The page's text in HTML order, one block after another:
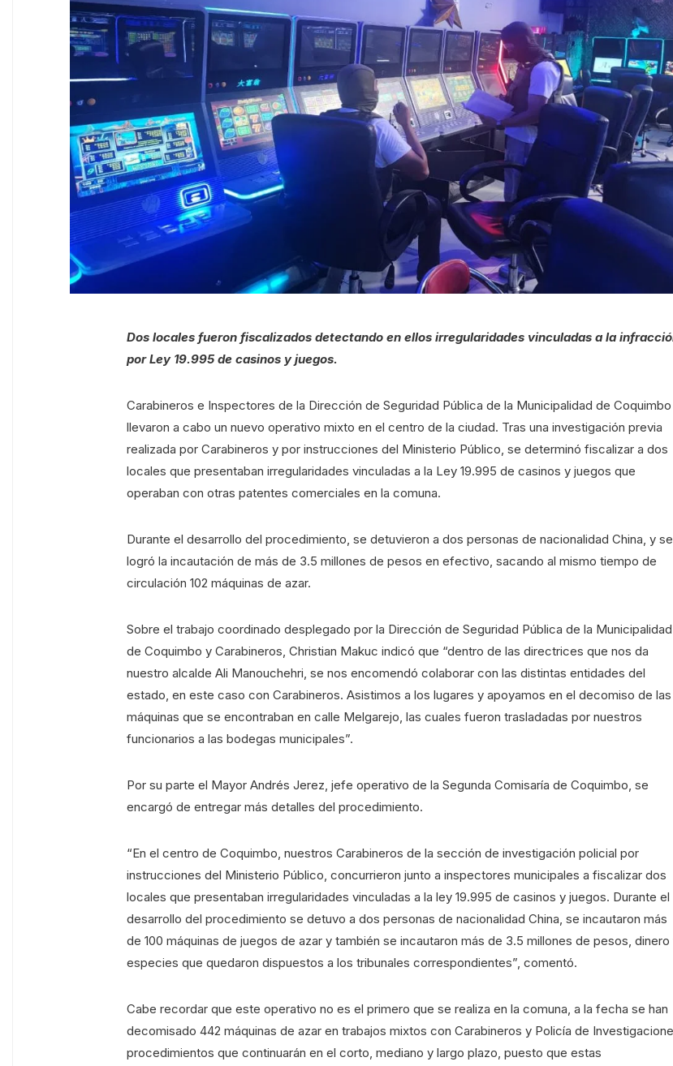
Dos locales fueron fiscalizados detectando en ellos irregularidades vinculadas a la
por Ley 19.995 de casinos y juegos.
Carabineros e Inspectores de la Dirección de Seguridad Pública de la Municipalidad de Coquimbo
llevaron a cabo un nuevo operativo mixto en el centro de la ciudad. Tras una investigación previa
realizada por Carabineros y por instrucciones del Ministerio Público, se determinó fiscalizar a dos
locales que presentaban irregularidades vinculadas a la Ley 19.995 de casinos y juegos que
operaban con otras patentes comerciales en la comuna.
Durante el desarrollo del procedimiento, se detuvieron a dos personas de nacionalidad China, y se
logró la incautación de más de 3.5 millones de pesos en efectivo, sacando al mismo tiempo de
circulación 102 máquinas de azar.
Sobre el trabajo coordinado desplegado por la Dirección de Seguridad Pública de la Municipalidad
de Coquimbo y Carabineros, Christian Makuc indicó que “dentro de las directrices que nos da
nuestro alcalde Ali Manouchehri, se nos encomendó colaborar con las distintas entidades del
estado, en este caso con Carabineros. Asistimos a los lugares y apoyamos en el decomiso de las
máquinas que se encontraban en calle Melgarejo, las cuales fueron trasladadas por nuestros
funcionarios a las bodegas municipales”.
Por su parte el Mayor Andrés Jerez, jefe operativo de la Segunda Comisaría de Coquimbo, se
encargó de entregar más detalles del procedimiento.
“En el centro de Coquimbo, nuestros Carabineros de la sección de investigación policial por
instrucciones del Ministerio Público, concurrieron junto a inspectores municipales a fiscalizar dos
locales que presentaban irregularidades vinculadas a la ley 19.995 de casinos y juegos. Durante el
desarrollo del procedimiento se detuvo a dos personas de nacionalidad China, se incautaron más
de 100 máquinas de juegos de azar y también se incautaron más de 3.5 millones de pesos, dinero
especies que quedaron dispuestos a los tribunales correspondientes”, comentó.
Cabe recordar que este operativo no es el primero que se realiza en la comuna, a la fecha se han
decomisado 442 máquinas de azar en trabajos mixtos con Carabineros y Policía de
procedimientos que continuarán en el corto, mediano y largo plazo, puesto que estas